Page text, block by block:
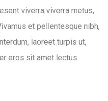
viverra viverra metus,
et pellentesque nibh,
laoreet turpis ut,
eros sit amet lectus